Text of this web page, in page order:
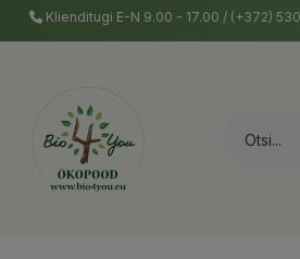
Klienditugi E-N 9.00 - 17.00 / (+372)